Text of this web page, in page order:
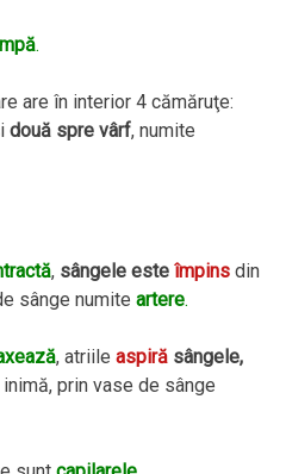
.
are în interior 4 cămăruţe:
două spre vârf, numite
, sângele este împins din
sânge numiteartere.
, atriileaspiră sângele,
prin vase de sânge